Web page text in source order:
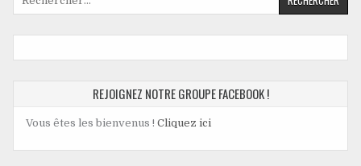
REJOIGNEZ NOTRE GROUPE FACEBOOK !
Vous êtes les bienvenus ! Cliquez ici